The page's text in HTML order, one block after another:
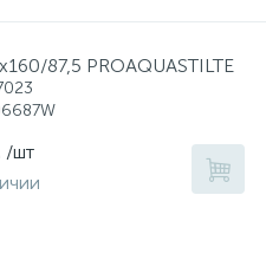
87,5 PROAQUASTILTE
/шт